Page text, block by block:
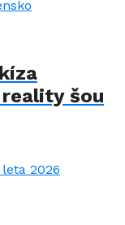
reality šou